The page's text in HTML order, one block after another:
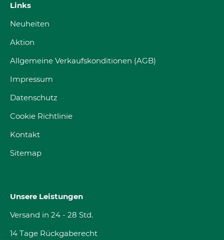
Links
Neuheiten
Aktion
Allgemeine Verkaufskonditionen (AGB)
Impressum
Datenschutz
Cookie Richtlinie
Kontakt
Sitemap
Unsere Leistungen
Versand in 24 - 28 Std.
14 Tage Rückgaberecht